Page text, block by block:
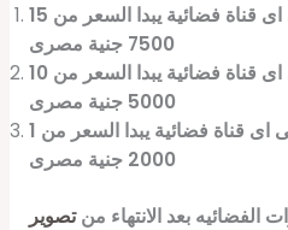
15 ايام عرض الاعلان على اى قناة فضائية يبدا السعر من
7500 جنية مصرى
10 ايام عرض الاعلان على اى قناة فضائية يبدا السعر من
5000 جنية مصرى
1 ساعة عرض اعلان على اى قناة فضائية يبدا السعر من
2000 جنية مصرى
الفضائيه بعد الانتهاء منتصوير